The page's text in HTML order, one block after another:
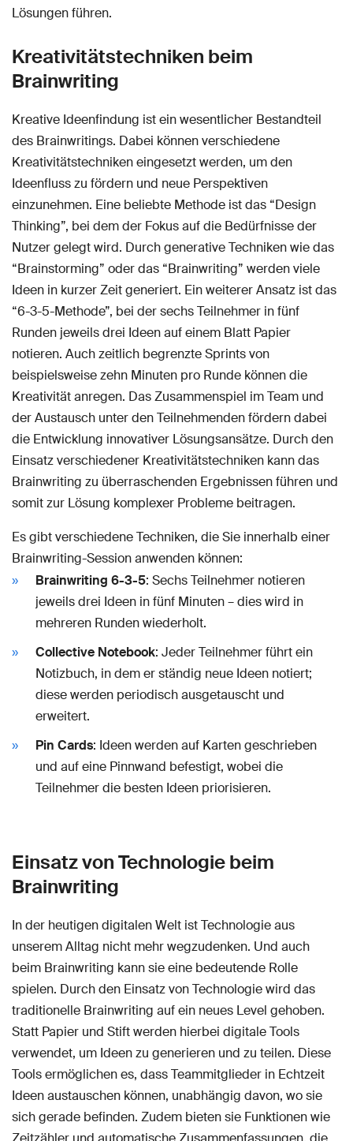
Lösungen führen.
Kreativitätstechniken beim
Brainwriting
Kreative Ideenfindung ist ein wesentlicher Bestandteil
des Brainwritings. Dabei können verschiedene
Kreativitätstechniken eingesetzt werden, um den
Ideenfluss zu fördern und neue Perspektiven
einzunehmen. Eine beliebte Methode ist das “Design
Thinking”, bei dem der Fokus auf die Bedürfnisse der
Nutzer gelegt wird. Durch generative Techniken wie das
“Brainstorming” oder das “Brainwriting” werden viele
Ideen in kurzer Zeit generiert. Ein weiterer Ansatz ist das
“6-3-5-Methode”, bei der sechs Teilnehmer in fünf
Runden jeweils drei Ideen auf einem Blatt Papier
notieren. Auch zeitlich begrenzte Sprints von
beispielsweise zehn Minuten pro Runde können die
Kreativität anregen. Das Zusammenspiel im Team und
der Austausch unter den Teilnehmenden fördern dabei
die Entwicklung innovativer Lösungsansätze. Durch den
Einsatz verschiedener Kreativitätstechniken kann das
Brainwriting zu überraschenden Ergebnissen führen und
somit zur Lösung komplexer Probleme beitragen.
Es gibt verschiedene Techniken, die Sie innerhalb einer
Brainwriting-Session anwenden können:
Brainwriting 6-3-5: Sechs Teilnehmer notieren
jeweils drei Ideen in fünf Minuten – dies wird in
mehreren Runden wiederholt.
Collective Notebook: Jeder Teilnehmer führt ein
Notizbuch, in dem er ständig neue Ideen notiert;
diese werden periodisch ausgetauscht und
erweitert.
Pin Cards: Ideen werden auf Karten geschrieben
und auf eine Pinnwand befestigt, wobei die
Teilnehmer die besten Ideen priorisieren.
Einsatz von Technologie beim
Brainwriting
In der heutigen digitalen Welt ist Technologie aus
unserem Alltag nicht mehr wegzudenken. Und auch
beim Brainwriting kann sie eine bedeutende Rolle
spielen. Durch den Einsatz von Technologie wird das
traditionelle Brainwriting auf ein neues Level gehoben.
Statt Papier und Stift werden hierbei digitale Tools
verwendet, um Ideen zu generieren und zu teilen. Diese
Tools ermöglichen es, dass Teammitglieder in Echtzeit
Ideen austauschen können, unabhängig davon, wo sie
sich gerade befinden. Zudem bieten sie Funktionen wie